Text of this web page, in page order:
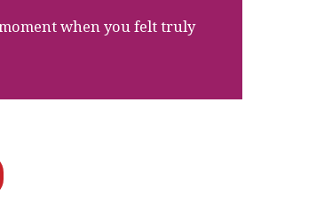
when you felt truly